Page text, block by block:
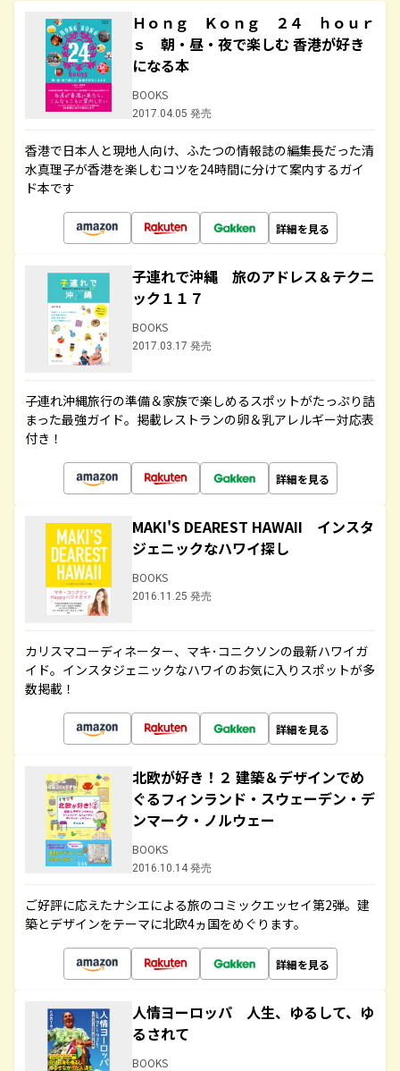
Ｈｏｎｇ Ｋｏｎｇ ２４ ｈｏｕｒ
ｓ 朝・昼・夜で楽しむ 香港が好き
になる本
BOOKS
2017.04.05 発売
香港で日本人と現地人向け、ふたつの情報誌の編集長だった清
水真理子が香港を楽しむコツを24時間に分けて案内するガイ
ド本です
詳細を見る
子連れで沖縄 旅のアドレス＆テクニ
ック１１７
BOOKS
2017.03.17 発売
子連れ沖縄旅行の準備＆家族で楽しめるスポットがたっぷり詰
まった最強ガイド。掲載レストランの卵＆乳アレルギー対応表
付き！
詳細を見る
MAKI'S DEAREST HAWAII インスタ
ジェニックなハワイ探し
BOOKS
2016.11.25 発売
カリスマコーディネーター、マキ･コニクソンの最新ハワイガ
イド。インスタジェニックなハワイのお気に入りスポットが多
数掲載！
詳細を見る
北欧が好き！２ 建築＆デザインでめ
ぐるフィンランド・スウェーデン・デ
ンマーク・ノルウェー
BOOKS
2016.10.14 発売
ご好評に応えたナシエによる旅のコミックエッセイ第2弾。建
築とデザインをテーマに北欧4ヵ国をめぐります。
詳細を見る
人情ヨーロッパ 人生、ゆるして、ゆ
るされて
BOOKS